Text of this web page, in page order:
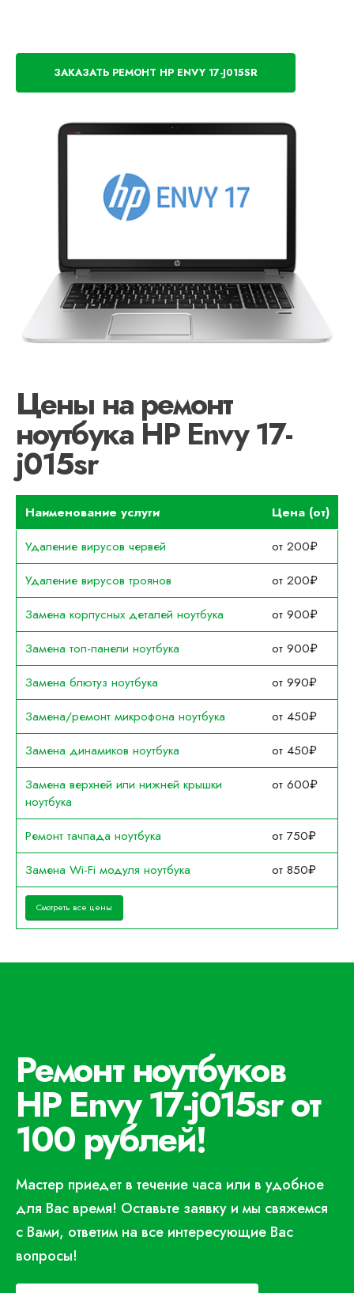
ЗАКАЗАТЬ РЕМОНТ HP ENVY 17-J015SR
Цены на ремонт
ноутбука HP Envy 17-
j015sr
Наименование услуги
Цена (от)
Удаление вирусов червей
от 200₽
Удаление вирусов троянов
от 200₽
Замена корпусных деталей ноутбука
от 900₽
Замена топ-панели ноутбука
от 900₽
Замена блютуз ноутбука
от 990₽
Замена/ремонт микрофона ноутбука
от 450₽
Замена динамиков ноутбука
от 450₽
Замена верхней или нижней крышки
ноутбука
от 600₽
Ремонт тачпада ноутбука
от 750₽
Замена Wi-Fi модуля ноутбука
от 850₽
Смотреть все цены
Ремонт ноутбуков
HP Envy 17-j015sr от
100 рублей!
Мастер приедет в течение часа или в удобное
для Вас время! Оставьте заявку и мы свяжемся
с Вами, ответим на все интересующие Вас
вопросы!